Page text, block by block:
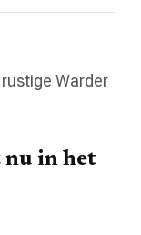
nu in het